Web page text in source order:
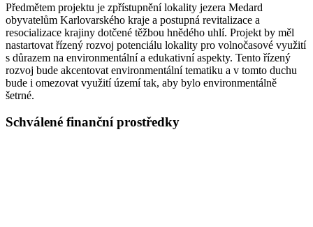
Předmětem projektu je zpřístupnění lokality jezera Medard
obyvatelům Karlovarského kraje a postupná revitalizace a
resocializace krajiny dotčené těžbou hnědého uhlí. Projekt by měl
nastartovat řízený rozvoj potenciálu lokality pro volnočasové využití
s důrazem na environmentální a edukativní aspekty. Tento řízený
rozvoj bude akcentovat environmentální tematiku a v tomto duchu
bude i omezovat využití území tak, aby bylo environmentálně
šetrné.
Schválené finanční prostředky